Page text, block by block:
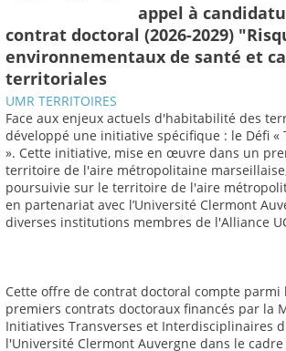
appel à
contrat doctoral (2026-2029)
environnementaux de santé et
territoriales
UMR TERRITOIRES
Face aux enjeux actuels d'habitabilité des
développé une initiative spécifique : le Défi
». Cette initiative, mise en œuvre dans un
territoire de l'aire métropolitaine
poursuivie sur le territoire de l'aire
en partenariat avec l’Université Clermont
diverses institutions membres de l'Alliance
Cette offre de contrat doctoral compte parmi
premiers contrats doctoraux financés par la
Initiatives Transverses et Interdisciplinaires
l'Université Clermont Auvergne dans le